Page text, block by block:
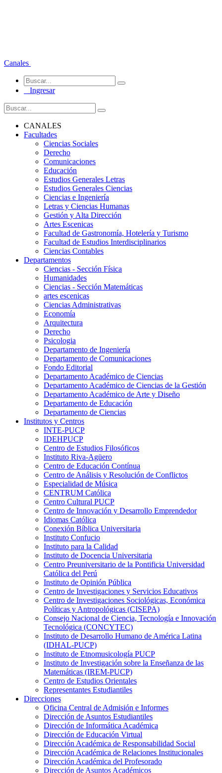
Canales
Ingresar
CANALES
Facultades
Ciencias Sociales
Derecho
Comunicaciones
Educación
Estudios Generales Letras
Estudios Generales Ciencias
Ciencias e Ingeniería
Letras y Ciencias Humanas
Gestión y Alta Dirección
Artes Escenicas
Facultad de Gastronomía, Hotelería y Turismo
Facultad de Estudios Interdisciplinarios
Ciencias Contables
Departamentos
Ciencias - Sección Física
Humanidades
Ciencias - Sección Matemáticas
artes escenicas
Ciencias Administrativas
Economía
Arquitectura
Derecho
Psicologia
Departamento de Ingeniería
Departamento de Comunicaciones
Fondo Editorial
Departamento Académico de Ciencias
Departamento Académico de Ciencias de la Gestión
Departamento Académico de Arte y Diseño
Departamento de Educación
Departamento de Ciencias
Institutos y Centros
INTE-PUCP
IDEHPUCP
Centro de Estudios Filosóficos
Instituto Riva-Agüero
Centro de Educación Contínua
Centro de Análisis y Resolución de Conflictos
Especialidad de Música
CENTRUM Católica
Centro Cultural PUCP
Centro de Innovación y Desarrollo Emprendedor
Idiomas Católica
Conexión Bíblica Universitaria
Instituto Confucio
Instituto para la Calidad
Instituto de Docencia Universitaria
Centro Preuniversitario de la Pontificia Universidad
Católica del Perú
Instituto de Opinión Pública
Centro de Investigaciones y Servicios Educativos
Centro de Investigaciones Sociológicas, Económica
Políticas y Antropológicas (CISEPA)
Consejo Nacional de Ciencia, Tecnología e Innovación
Tecnológica (CONCYTEC)
Instituto de Desarrollo Humano de América Latina
(IDHAL-PUCP)
Instituto de Etnomusicología PUCP
Instituto de Investigación sobre la Enseñanza de las
Matemáticas (IREM-PUCP)
Centro de Estudios Orientales
Representantes Estudiantiles
Direcciones
Oficina Central de Admisión e Informes
Dirección de Asuntos Estudiantiles
Dirección de Informática Académica
Dirección de Educación Virtual
Dirección Académica de Responsabilidad Social
Dirección Académica de Relaciones Institucionales
Dirección Académica del Profesorado
Dirección de Asuntos Académicos